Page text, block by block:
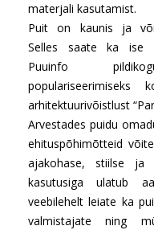
materjali kasutamist.
Puit on kaunis ja
Selles saate ka ise
Puuinfo
populariseerimiseks
arhitektuurivõistlust
Arvestades puidu
ehituspõhimõtteid
ajakohase, stiilse ja
kasutusiga ulatub
veebilehelt leiate ka
valmistajate ning